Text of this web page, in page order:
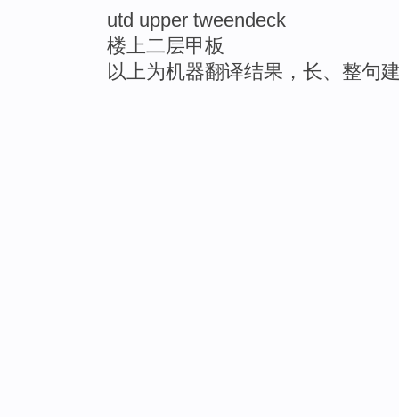
utd upper tweendeck
楼上二层甲板
以上为机器翻译结果，长、整句